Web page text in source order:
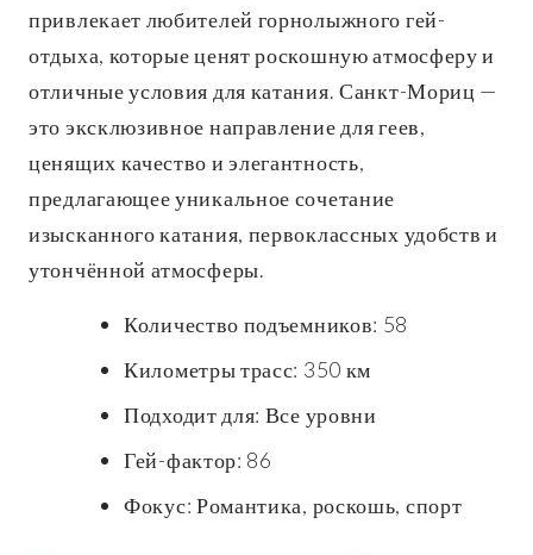
привлекает любителей горнолыжного гей-
отдыха, которые ценят роскошную атмосферу и
отличные условия для катания. Санкт-Мориц —
это эксклюзивное направление для геев,
ценящих качество и элегантность,
предлагающее уникальное сочетание
изысканного катания, первоклассных удобств и
утончённой атмосферы.
Количество подъемников: 58
Километры трасс: 350 км
Подходит для: Все уровни
Гей-фактор: 86
Фокус: Романтика, роскошь, спорт